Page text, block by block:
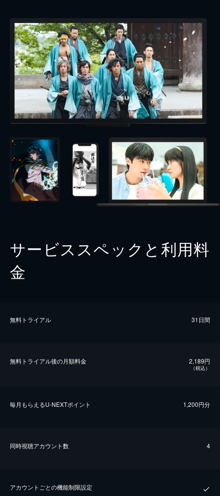
サービススペックと利用料
金
無料トライアル 31日間
無料トライアル後の⽉額料金 2,189円
（税込）
毎⽉もらえるU-NEXTポイント 1,200円分
同時視聴アカウント数 4
アカウントごとの機能制限設定